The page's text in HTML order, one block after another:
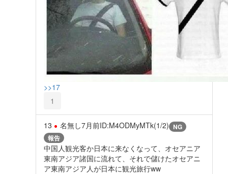
>>17
1
13 名無し7月前ID:M4ODMyMTk(1/2) NG
報告
中国人観光客か日本に来なくなって、オセアニア
東南アジア諸国に流れて、それで儲けたオセアニ
ア東南アジア人が日本に観光旅行ww